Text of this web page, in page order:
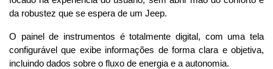
da robustez que se espera de um Jeep.
O painel de instrumentos é totalmente digital, com uma tela
configurável que exibe informações de forma clara e objetiva,
incluindo dados sobre o fluxo de energia e a autonomia.